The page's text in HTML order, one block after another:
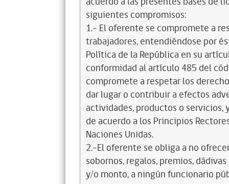
siguientes compromisos:
1.- El oferente se compromete a
trabajadores, entendiéndose por
Política de la República en su
conformidad al artículo 485 del
compromete a respetar los
dar lugar o contribuir a efectos
actividades, productos o servicios,
de acuerdo a los Principios
Naciones Unidas.
2.-El oferente se obliga a no
sobornos, regalos, premios,
y/o monto, a ningún funcionario